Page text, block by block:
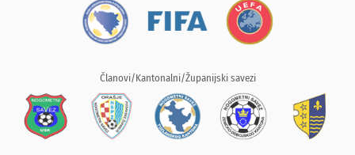
Članovi/Kantonalni/Županijski savezi